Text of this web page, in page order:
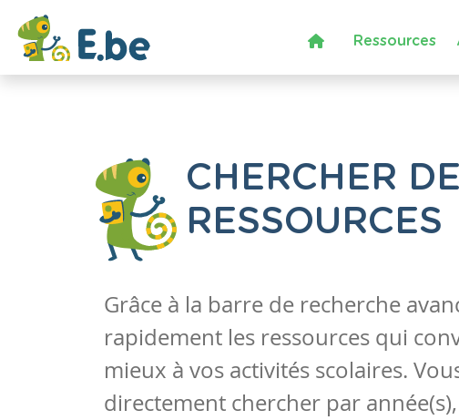
Ressources
CHERCHER
RESSOURCES
Grâce à la barre de recherche
rapidement les ressources qui
mieux à vos activités scolaires.
directement chercher par